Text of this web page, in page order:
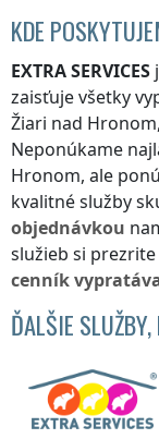
KDE
EXTRA SERVICES
zaisťuje všetky
Žiari nad Hronom
Neponúkame
Hronom, ale
kvalitné služby
objednávkou
služieb si
cenník
ĎALŠIE